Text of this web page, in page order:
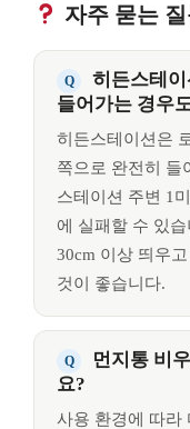
자주 묻는
히든스테
들어가는 경우
히든스테이션은
쪽으로 완전히 들
스테이션 주변 1
에 실패할 수 있
30cm 이상 띄우
것이 좋습니다.
먼지통 비
요?
사용 환경에 따라